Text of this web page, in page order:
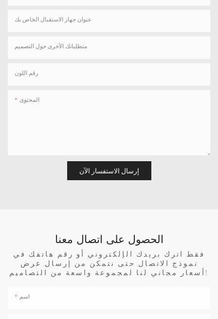
عنوان جهاز الاستقبال الخاص بك
متطلباتك الأخرى حول التصميم
رقم اللون
المحتوى
إرسال الاستفسار الآن
الحصول على اتصال معنا
فقط اترك بريدك الإلكتروني أو رقم هاتفك في
نموذج الاتصال حتى نتمكن من إرسال عرض
أسعار مجاني لنا لمجموعة واسعة من التصاميم!
اسم